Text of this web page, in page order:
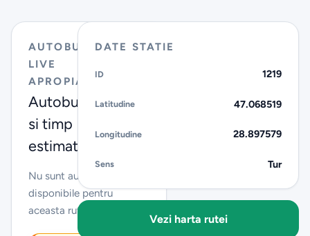
AUTOBUZE
LIVE
APROPIATE
Autobuze
si timp
estimat
Estimare
Nu sunt autobuze live
disponibile pentru
aceasta ruta acum.
DATE STATIE
ID 1219
Latitudine 47.068519
Longitudine 28.897579
Sens Tur
Vezi harta rutei